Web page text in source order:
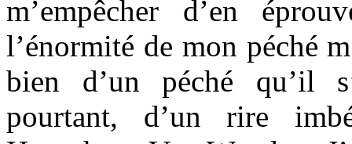
m’empêcher d’en
l’énormité de mon péché
bien d’un péché qu’il
pourtant, d’un rire